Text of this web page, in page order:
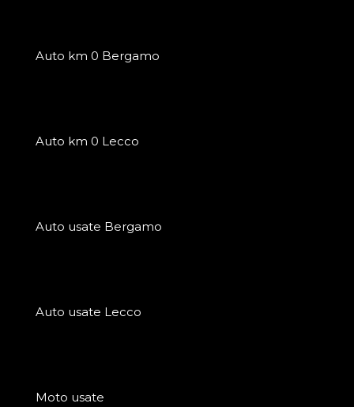
Auto km 0 Bergamo
Auto km 0 Lecco
Auto usate Bergamo
Auto usate Lecco
Moto usate